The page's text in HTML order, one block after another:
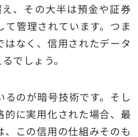
、その大半は預金や証券
管理されています。つま
はなく、信用されたデータ
でしょう。
のが暗号技術です。そし
に実用化された場合、最
この信用の仕組みそのも